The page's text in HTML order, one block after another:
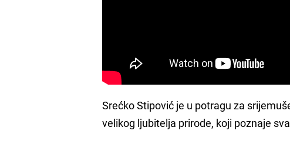
Srećko Stipović je u potragu za
velikog ljubitelja prirode, koji poznaje